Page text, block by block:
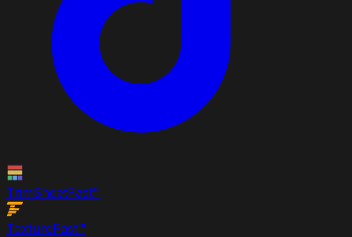
TrimSheetFast™
TextureFast™